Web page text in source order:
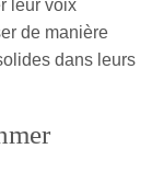
leur voix
de manière
dans leurs